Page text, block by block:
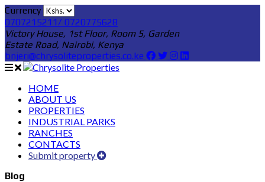
Currency
0707215211/ 0720775628
Victory House, 1st Floor, Room 5, Garden
Estate Road, Nairobi, Kenya
bnjeri@chrysoliteproperties.co.ke
HOME
ABOUT US
PROPERTIES
INDUSTRIAL PARKS
RANCHES
CONTACTS
Submit property
Blog